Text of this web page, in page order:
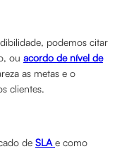
podemos citar
ou acordo de nível de
as metas e o
clientes.
de SLA e como